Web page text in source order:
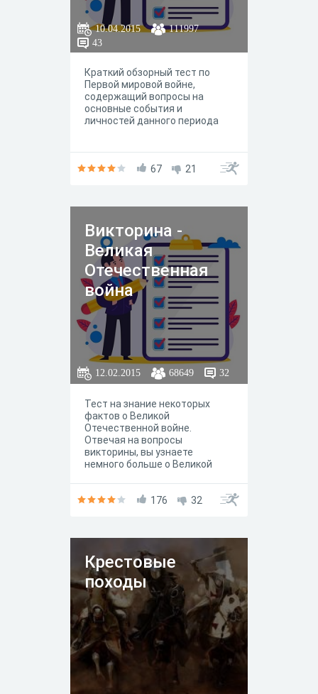
10.04.2015
111997
43
Краткий обзорный тест по
Первой мировой войне,
содержащий вопросы на
основные события и
личностей данного периода
67 21
Викторина -
Великая
Отечественная
война
12.02.2015 68649 32
Тест на знание некоторых
фактов о Великой
Отечественной войне.
Отвечая на вопросы
викторины, вы узнаете
немного больше о Великой
176 32
Крестовые
походы